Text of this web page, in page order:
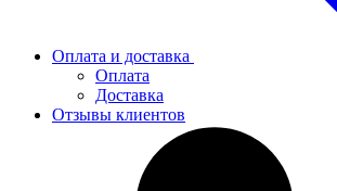
Оплата и доставка
Оплата
Доставка
Отзывы клиентов